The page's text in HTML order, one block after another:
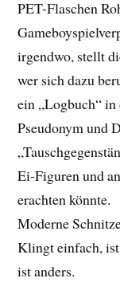
PET-Flaschen
irgendwo, stellt
wer sich dazu
ein „Logbuch“ in
Pseudonym und
Ei-Figuren und
erachten könnte.
Moderne
Klingt einfach, ist
ist anders.